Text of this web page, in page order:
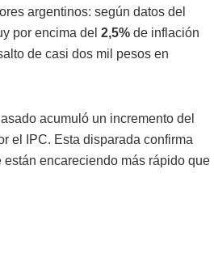
argentinos: según datos del
por encima del 2,5% de inflación
de casi dos mil pesos en
acumuló un incremento del
el IPC. Esta disparada confirma
encareciendo más rápido que